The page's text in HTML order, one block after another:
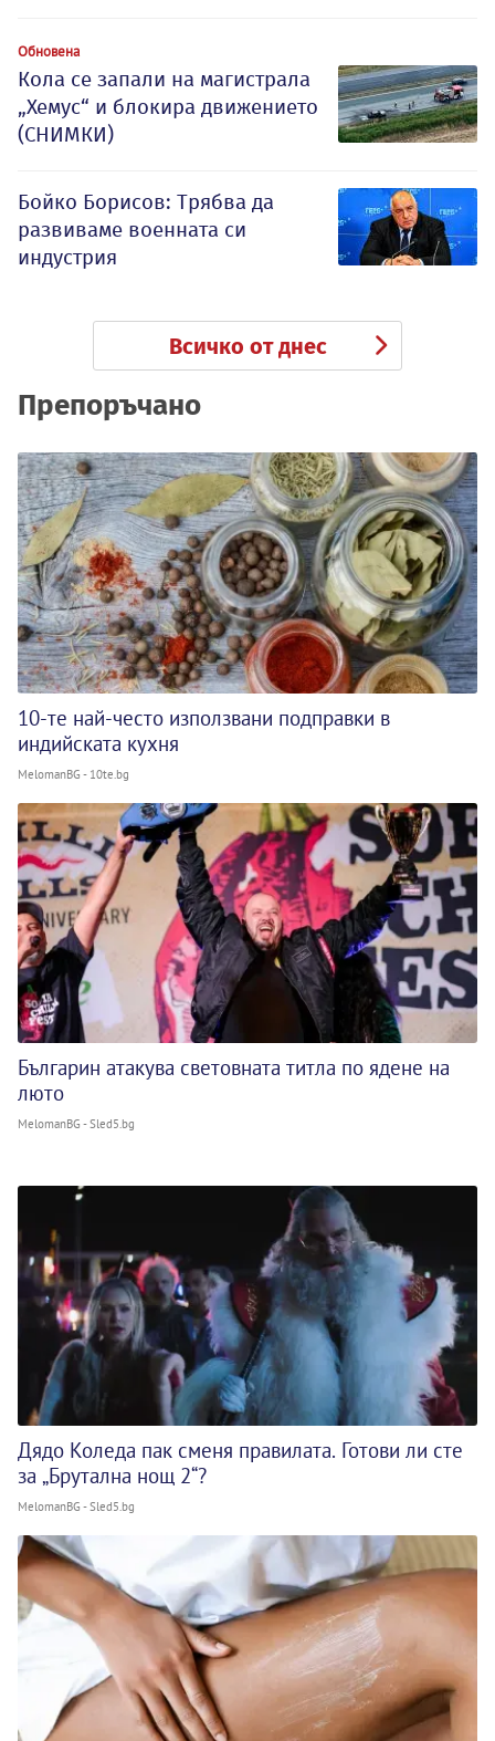
Обновена
Кола се запали на магистрала
„Хемус“ и блокира движението
(СНИМКИ)
Бойко Борисов: Трябва да
развиваме военната си
индустрия
Всичко от днес
Препоръчано
10-те най-често използвани подправки в
индийската кухня
MelomanBG - 10te.bg
Българин атакува световната титла по ядене на
люто
MelomanBG - Sled5.bg
Дядо Коледа пак сменя правилата. Готови ли сте
за „Брутална нощ 2“?
MelomanBG - Sled5.bg